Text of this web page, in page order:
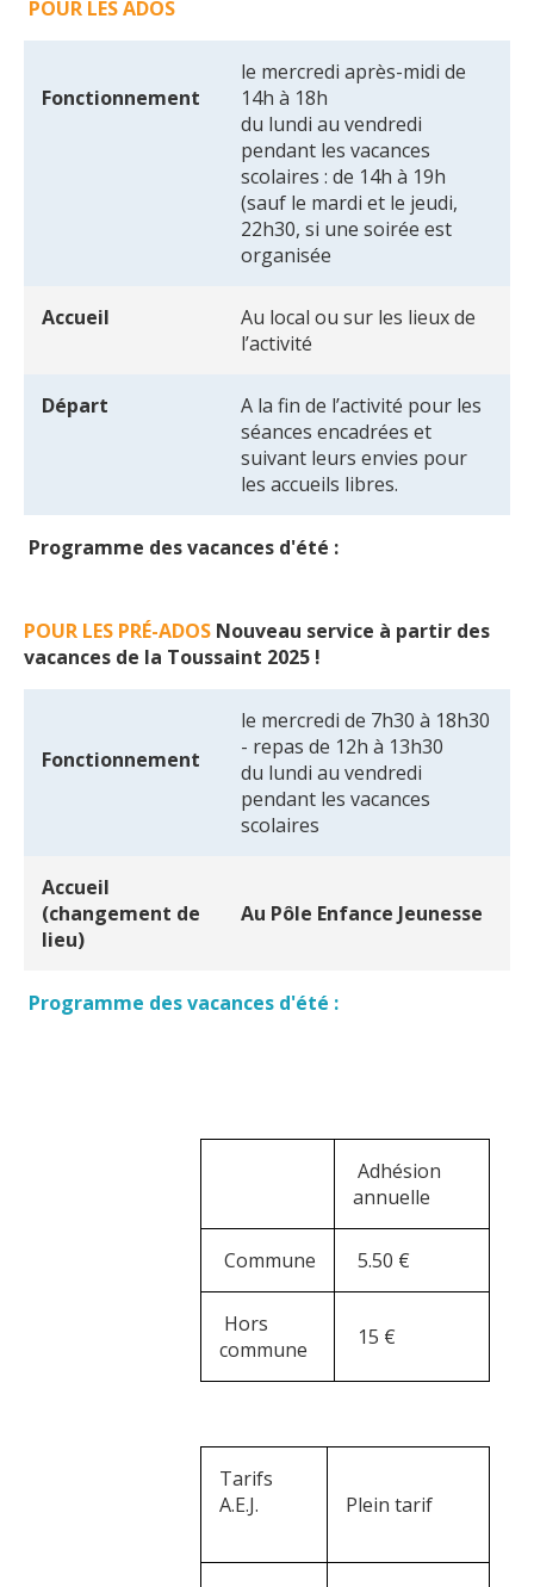
POUR LES ADOS
Fonctionnement
le mercredi après-midi de
14h à 18h
du lundi au vendredi
pendant les vacances
scolaires : de 14h à 19h
(sauf le mardi et le jeudi,
22h30, si une soirée est
organisée
Accueil
Au local ou sur les lieux de
l’activité
Départ
A la fin de l’activité pour les
séances encadrées et
suivant leurs envies pour
les accueils libres.
Programme des vacances d'été :
POUR LES PRÉ-ADOS Nouveau service à partir des
vacances de la Toussaint 2025 !
Fonctionnement
le mercredi de 7h30 à 18h30
- repas de 12h à 13h30
du lundi au vendredi
pendant les vacances
scolaires
Accueil
(changement de
lieu)
Au Pôle Enfance Jeunesse
Programme des vacances d'été :
Adhésion
annuelle
Commune 5.50 €
Hors
commune
15 €
Tarifs
A.E.J.
Plein tarif